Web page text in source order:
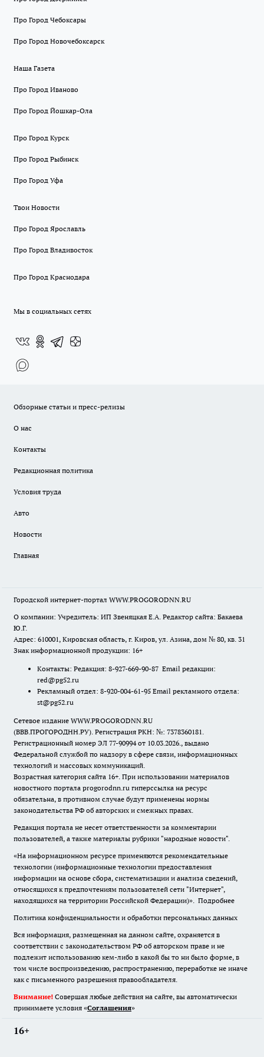
Про Город Чебоксары
Про Город Новочебоксарск
Наша Газета
Про Город Иваново
Про Город Йошкар-Ола
Про Город Курск
Про Город Рыбинск
Про Город Уфа
Твои Новости
Про Город Ярославль
Про Город Владивосток
Про Город Краснодара
Мы в социальных сетях
Обзорные статьи и пресс-релизы
О нас
Контакты
Редакционная политика
Условия труда
Авто
Новости
Главная
Городской интернет-портал WWW.PROGORODNN.RU
О компании: Учредитель: ИП Звеняцкая Е.А. Редактор сайта: Бакаева
Ю.Г.
Адрес: 610001, Кировская область, г. Киров, ул. Азина, дом № 80, кв. 31
Знак информационной продукции: 16+
Контакты: Редакция: 8-927-669-90-87 Email редакции:
red@pg52.ru
Рекламный отдел: 8-920-004-61-95 Email рекламного отдела:
st@pg52.ru
Сетевое издание WWW.PROGORODNN.RU
(ВВВ.ПРОГОРОДНН.РУ). Регистрация РКН: №: 7378360181.
Регистрационный номер ЭЛ 77-90994 от 10.03.2026., выдано
Федеральной службой по надзору в сфере связи, информационных
технологий и массовых коммуникаций.
Возрастная категория сайта 16+. При использовании материалов
новостного портала progorodnn.ru гиперссылка на ресурс
обязательна, в противном случае будут применены нормы
законодательства РФ об авторских и смежных правах.
Редакция портала не несет ответственности за комментарии
пользователей, а также материалы рубрики "народные новости".
«На информационном ресурсе применяются рекомендательные
технологии (информационные технологии предоставления
информации на основе сбора, систематизации и анализа сведений,
относящихся к предпочтениям пользователей сети "Интернет",
находящихся на территории Российской Федерации)». Подробнее
Политика конфиденциальности и обработки персональных данных
Вся информация, размещенная на данном сайте, охраняется в
соответствии с законодательством РФ об авторском праве и не
подлежит использованию кем-либо в какой бы то ни было форме, в
том числе воспроизведению, распространению, переработке не иначе
как с письменного разрешения правообладателя.
Внимание! Совершая любые действия на сайте, вы автоматически
принимаете условия «Cоглашения»
16+